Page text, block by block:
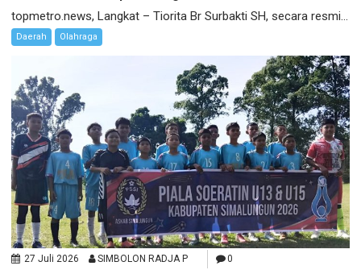
topmetro.news, Langkat – Tiorita Br Surbakti SH, secara resmi...
Daerah Olahraga
27 Juli 2026 SIMBOLON RADJA P 0